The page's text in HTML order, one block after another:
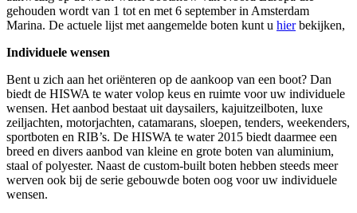
gehouden wordt van 1 tot en met 6 september in Amsterdam
Marina. De actuele lijst met aangemelde boten kunt u hierbekijken,
Individuele wensen
Bent u zich aan het oriënteren op de aankoop van een boot? Dan
biedt de HISWA te water volop keus en ruimte voor uw individuele
wensen. Het aanbod bestaat uit daysailers, kajuitzeilboten, luxe
zeiljachten, motorjachten, catamarans, sloepen, tenders, weekenders,
sportboten en RIB’s. De HISWA te water 2015 biedt daarmee een
breed en divers aanbod van kleine en grote boten van aluminium,
staal of polyester. Naast de custom-built boten hebben steeds meer
werven ook bij de serie gebouwde boten oog voor uw individuele
wensen.